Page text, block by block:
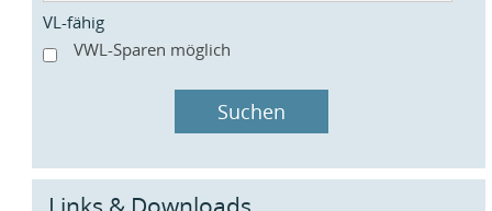
VL-fähig
VWL-Sparen möglich
Suchen